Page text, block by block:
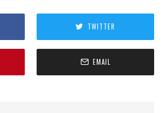
TWITTER
EMAIL